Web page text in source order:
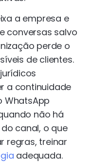
a empresa e
conversas salvo
perde o
de clientes.
a continuidade
WhatsApp
não há
canal, o que
regras, treinar
adequada.